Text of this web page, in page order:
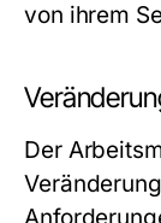
von ihrem
Der